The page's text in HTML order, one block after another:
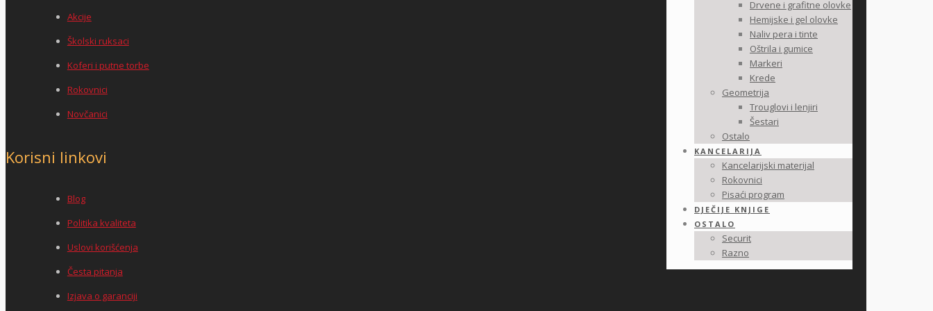
Drvene i grafitne olovke
Hemijske i gel olovke
Naliv pera i tinte
Oštrila i gumice
Markeri
Krede
Geometrija
Trouglovi i lenjiri
Šestari
Ostalo
KANCELARIJA
Kancelarijski materijal
Rokovnici
Pisaći program
DJEČIJE KNJIGE
OSTALO
Securit
Razno
Akcije
Školski ruksaci
Koferi i putne torbe
Rokovnici
Novčanici
Korisni linkovi
Blog
Politika kvaliteta
Uslovi korišćenja
Česta pitanja
Izjava o garanciji